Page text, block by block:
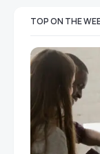
TOP ON THE